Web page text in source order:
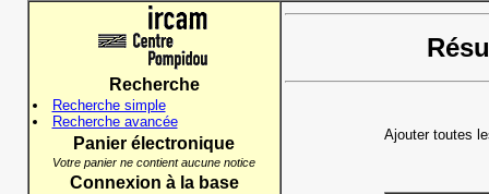
Recherche
Recherche simple
Recherche avancée
Panier électronique
Votre panier ne contient aucune notice
Connexion à la base
Ajouter toutes